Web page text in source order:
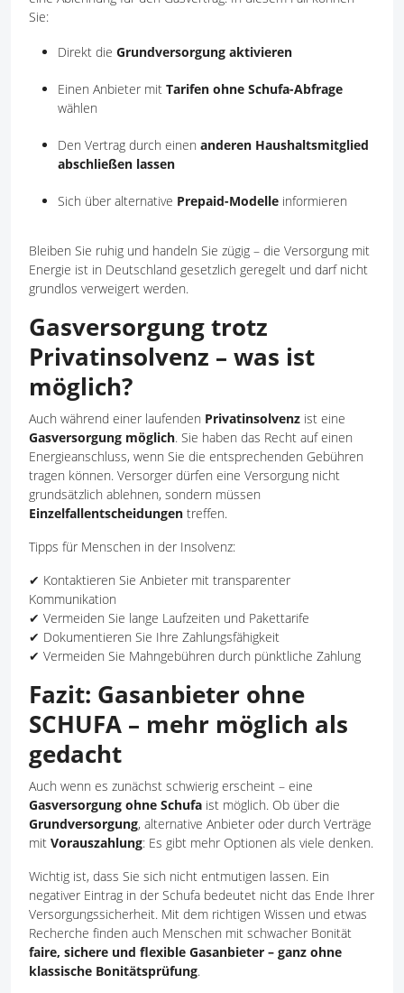
Sie:
Direkt die Grundversorgung aktivieren
Einen Anbieter mit Tarifen ohne Schufa-Abfrage
wählen
Den Vertrag durch einen anderen Haushaltsmitglied
abschließen lassen
Sich über alternative Prepaid-Modelle informieren
Bleiben Sie ruhig und handeln Sie zügig – die Versorgung mit
Energie ist in Deutschland gesetzlich geregelt und darf nicht
grundlos verweigert werden.
Gasversorgung trotz
Privatinsolvenz – was ist
möglich?
Auch während einer laufenden Privatinsolvenz ist eine
Gasversorgung möglich. Sie haben das Recht auf einen
Energieanschluss, wenn Sie die entsprechenden Gebühren
tragen können. Versorger dürfen eine Versorgung nicht
grundsätzlich ablehnen, sondern müssen
Einzelfallentscheidungen treffen.
Tipps für Menschen in der Insolvenz:
✔ Kontaktieren Sie Anbieter mit transparenter
Kommunikation
✔ Vermeiden Sie lange Laufzeiten und Pakettarife
✔ Dokumentieren Sie Ihre Zahlungsfähigkeit
✔ Vermeiden Sie Mahngebühren durch pünktliche Zahlung
Fazit: Gasanbieter ohne
SCHUFA – mehr möglich als
gedacht
Auch wenn es zunächst schwierig erscheint – eine
Gasversorgung ohne Schufa ist möglich. Ob über die
Grundversorgung, alternative Anbieter oder durch Verträge
mit Vorauszahlung: Es gibt mehr Optionen als viele denken.
Wichtig ist, dass Sie sich nicht entmutigen lassen. Ein
negativer Eintrag in der Schufa bedeutet nicht das Ende Ihrer
Versorgungssicherheit. Mit dem richtigen Wissen und etwas
Recherche finden auch Menschen mit schwacher Bonität
faire, sichere und flexible Gasanbieter – ganz ohne
klassische Bonitätsprüfung.